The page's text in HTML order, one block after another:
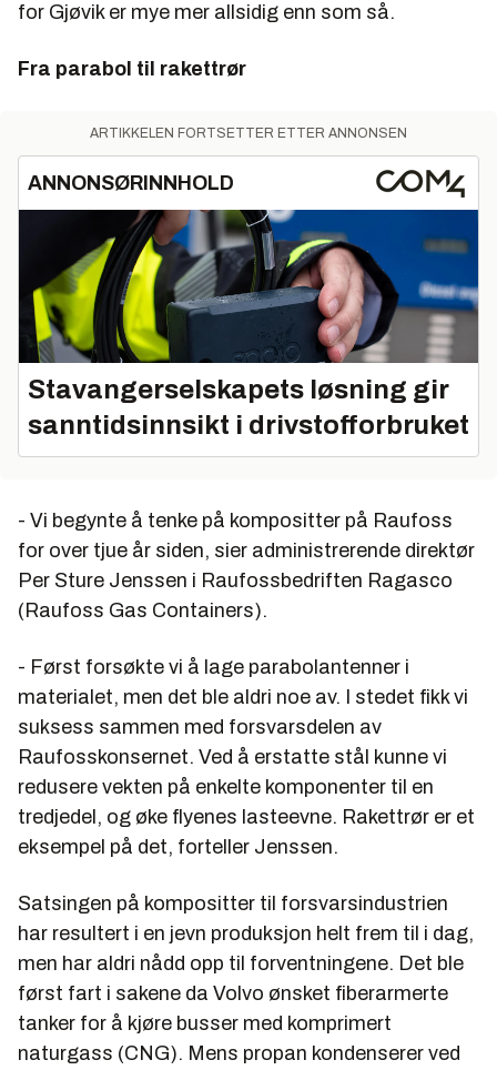
for Gjøvik er mye mer allsidig enn som så.
Fra parabol til rakettrør
ARTIKKELEN FORTSETTER ETTER ANNONSEN
ANNONSØRINNHOLD
Stavangerselskapets løsning gir
sanntidsinnsikt i drivstofforbruket
- Vi begynte å tenke på kompositter på Raufoss
for over tjue år siden, sier administrerende direktør
Per Sture Jenssen i Raufossbedriften Ragasco
(Raufoss Gas Containers).
- Først forsøkte vi å lage parabolantenner i
materialet, men det ble aldri noe av. I stedet fikk vi
suksess sammen med forsvarsdelen av
Raufosskonsernet. Ved å erstatte stål kunne vi
redusere vekten på enkelte komponenter til en
tredjedel, og øke flyenes lasteevne. Rakettrør er et
eksempel på det, forteller Jenssen.
Satsingen på kompositter til forsvarsindustrien
har resultert i en jevn produksjon helt frem til i dag,
men har aldri nådd opp til forventningene. Det ble
først fart i sakene da Volvo ønsket fiberarmerte
tanker for å kjøre busser med komprimert
naturgass (CNG). Mens propan kondenserer ved